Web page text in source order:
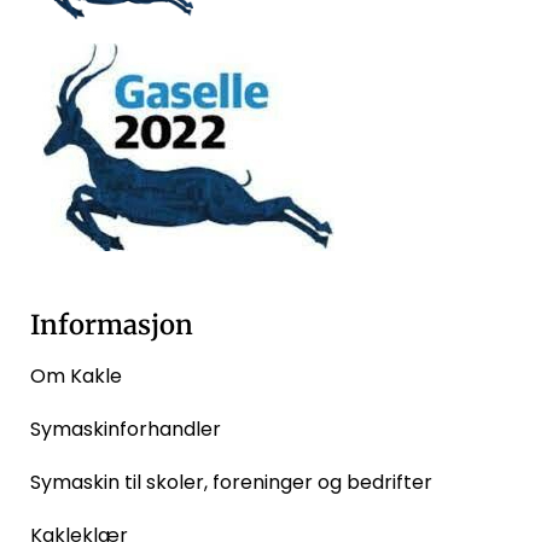
Informasjon
Om Kakle
Symaskinforhandler
Symaskin til skoler, foreninger og bedrifter
Kakleklær